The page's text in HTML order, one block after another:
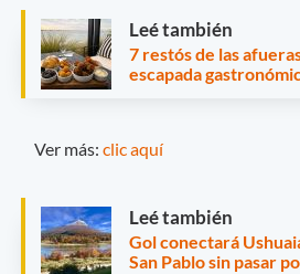
Leé también
7 restós de las
escapada
Ver más:clic aquí
Leé también
Gol conectará
San Pablo sin pasar